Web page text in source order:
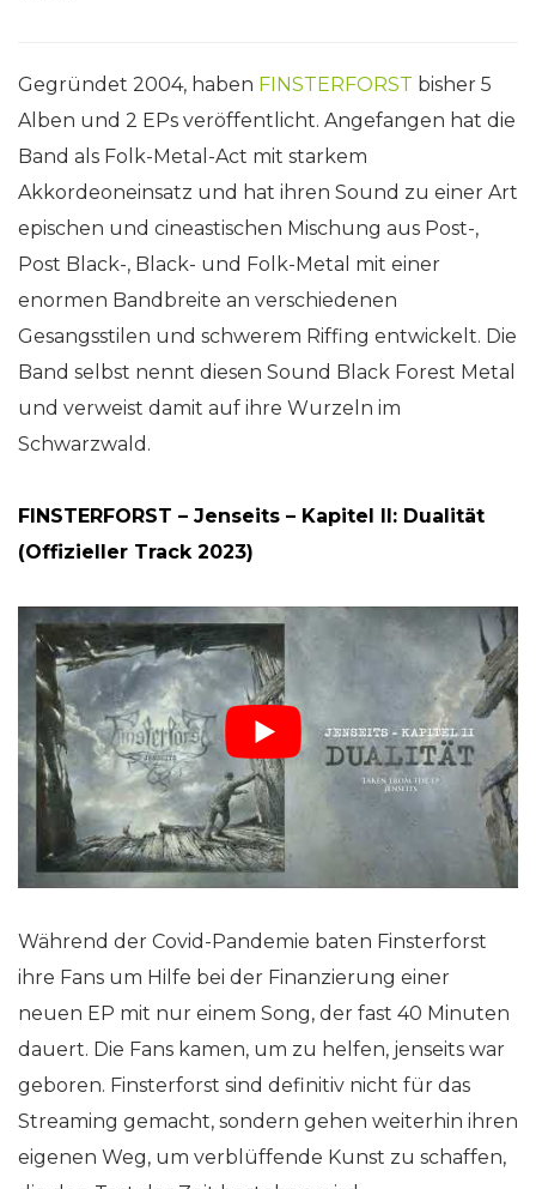
Gegründet 2004, haben FINSTERFORST bisher 5
Alben und 2 EPs veröffentlicht. Angefangen hat die
Band als Folk-Metal-Act mit starkem
Akkordeoneinsatz und hat ihren Sound zu einer Art
epischen und cineastischen Mischung aus Post-,
Post Black-, Black- und Folk-Metal mit einer
enormen Bandbreite an verschiedenen
Gesangsstilen und schwerem Riffing entwickelt. Die
Band selbst nennt diesen Sound Black Forest Metal
und verweist damit auf ihre Wurzeln im
Schwarzwald.
FINSTERFORST – Jenseits – Kapitel II: Dualität
(Offizieller Track 2023)
Während der Covid-Pandemie baten Finsterforst
ihre Fans um Hilfe bei der Finanzierung einer
neuen EP mit nur einem Song, der fast 40 Minuten
dauert. Die Fans kamen, um zu helfen, jenseits war
geboren. Finsterforst sind definitiv nicht für das
Streaming gemacht, sondern gehen weiterhin ihren
eigenen Weg, um verblüffende Kunst zu schaffen,